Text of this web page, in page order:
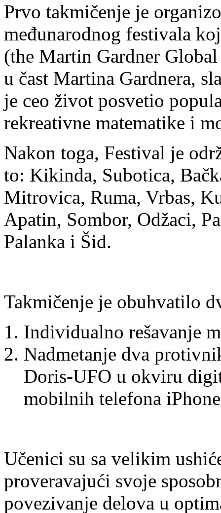
Prvo takmičenje je
međunarodnog festivala
(the Martin Gardner
u čast Martina Gardnera,
je ceo život posvetio
rekreativne matematike i
Nakon toga, Festival je
to: Kikinda, Subotica,
Mitrovica, Ruma, Vrbas,
Apatin, Sombor, Odžaci,
Palanka i Šid.
Takmičenje je obuhvatilo
Individualno rešavanje
Nadmetanje dva
Doris-UFO u okviru
mobilnih telefona
Učenici su sa velikim
proveravajući svoje
povezivanje delova u